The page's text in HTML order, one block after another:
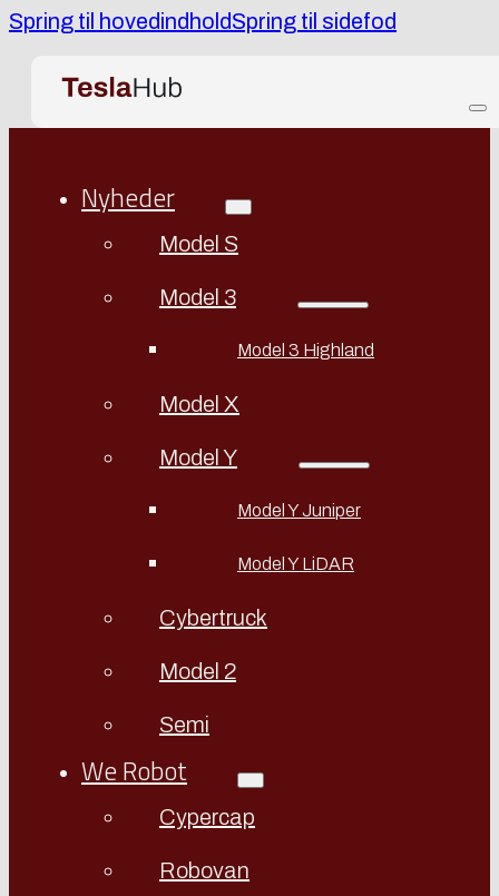
Spring til hovedindholdSpring til sidefod
Nyheder
Model S
Model 3
Model 3 Highland
Model X
Model Y
Model Y Juniper
Model Y LiDAR
Cybertruck
Model 2
Semi
We Robot
Cypercap
Robovan